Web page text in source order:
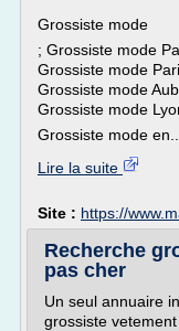
Grossiste mode
; Grossiste mode
Grossiste mode
Grossiste mode
Grossiste mode
Grossiste mode en...
Lire la suite
Site : https://
Recherche
pas cher
Un seul annuaire
grossiste